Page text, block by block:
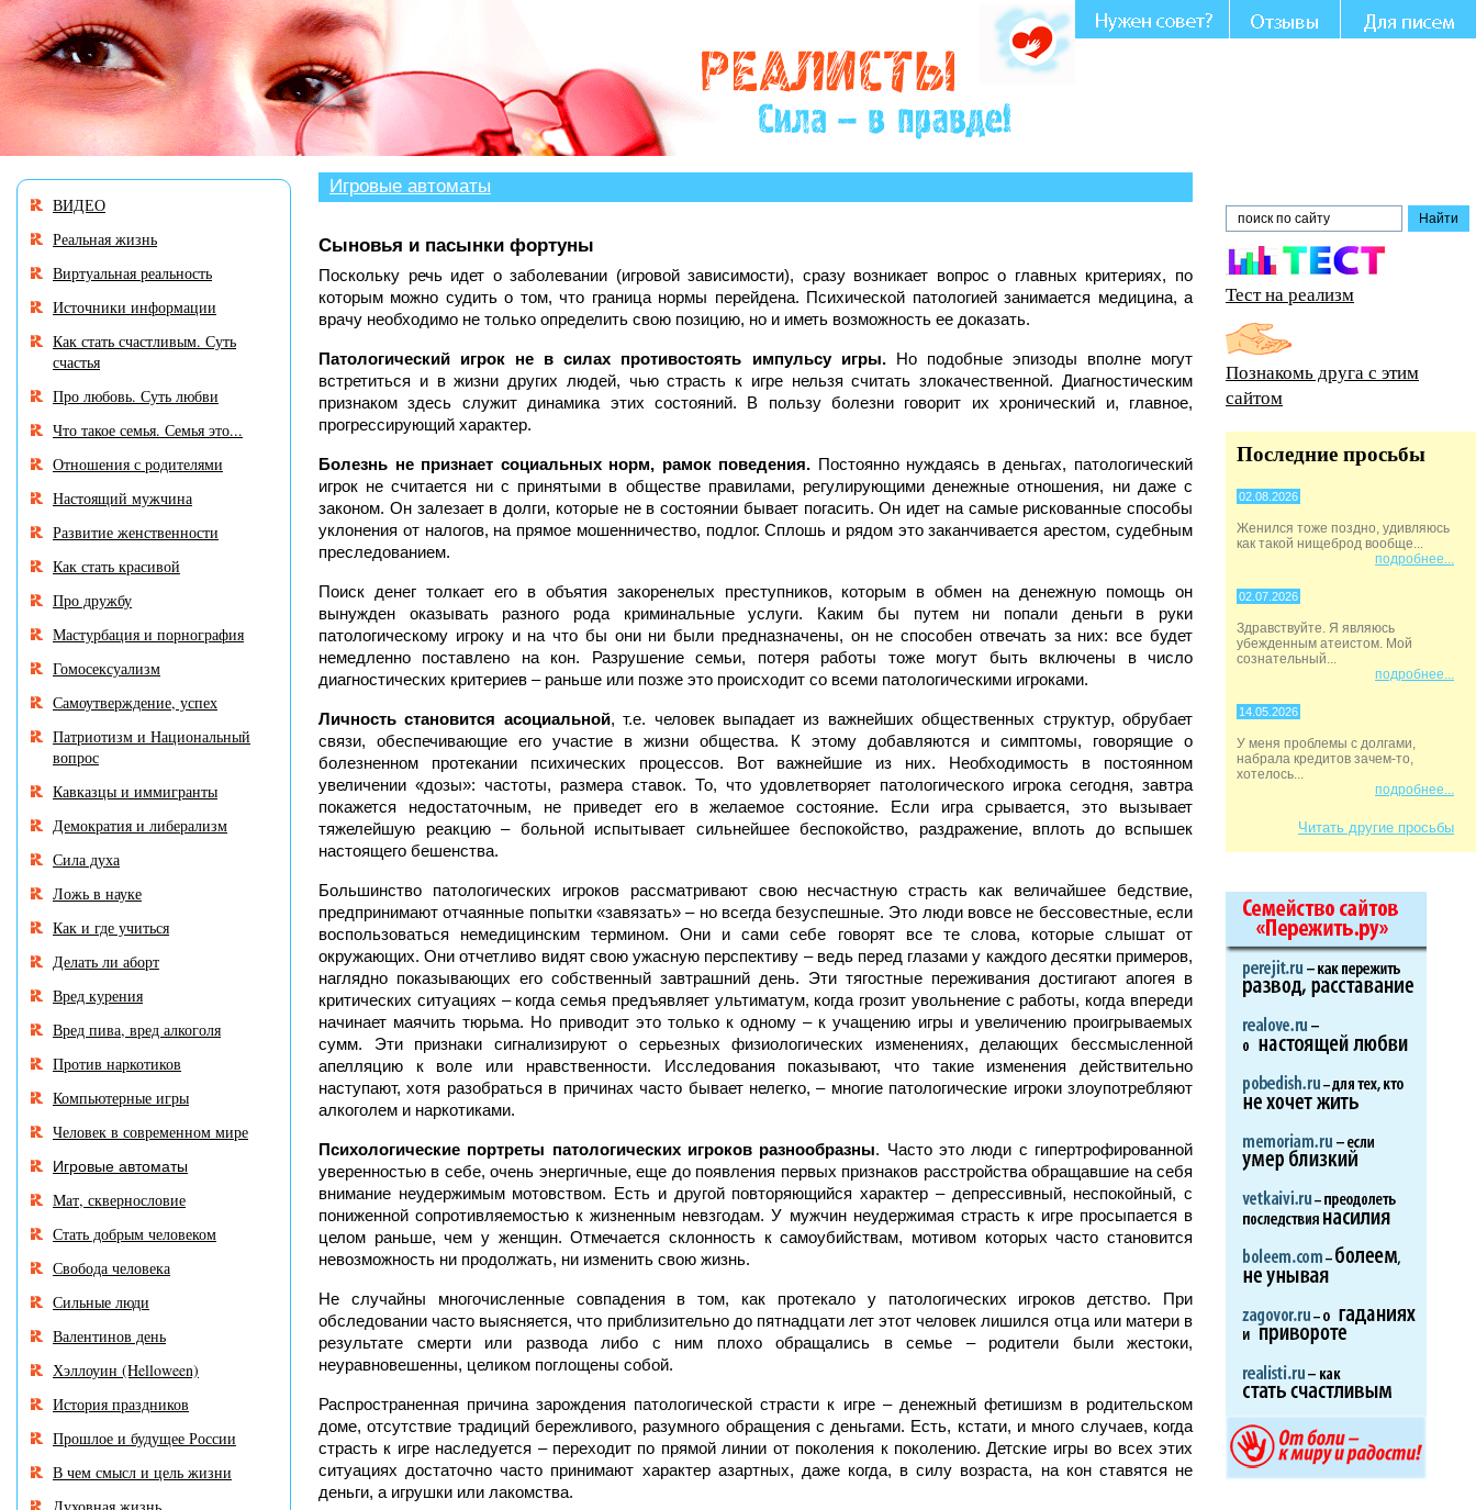
В разделе
«Нужен
совет?»
много
историй,
авторы
которых
остро
нуждаются в
Вашем
участии и
совете.
Игровые автоматы
Сыновья и пасынки фортуны
Поскольку речь идет о заболевании (игровой зависимости), сразу возникает вопрос о главных критериях, по
которым можно судить о том, что граница нормы перейдена. Психической патологией занимается медицина, а
врачу необходимо не только определить свою позицию, но и иметь возможность ее доказать.
Патологический игрок не в силах противостоять импульсу игры.Но подобные эпизоды вполне могут
встретиться и в жизни других людей, чью страсть к игре нельзя считать злокачественной. Диагностическим
признаком здесь служит динамика этих состояний. В пользу болезни говорит их хронический и, главное,
прогрессирующий характер.
Болезнь не признает социальных норм, рамок поведения. Постоянно нуждаясь в деньгах, патологический
игрок не считается ни с принятыми в обществе правилами, регулирующими денежные отношения, ни даже с
законом. Он залезает в долги, которые не в состоянии бывает погасить. Он идет на самые рискованные способы
уклонения от налогов, на прямое мошенничество, подлог. Сплошь и рядом это заканчивается арестом, судебным
преследованием.
Поиск денег толкает его в объятия закоренелых преступников, которым в обмен на денежную помощь он
вынужден оказывать разного рода криминальные услуги. Каким бы путем ни попали деньги в руки
патологическому игроку и на что бы они ни были предназначены, он не способен отвечать за них: все будет
немедленно поставлено на кон. Разрушение семьи, потеря работы тоже могут быть включены в число
диагностических критериев – раньше или позже это происходит со всеми патологическими игроками.
Личность становится асоциальной, т.е. человек выпадает из важнейших общественных структур, обрубает
связи, обеспечивающие его участие в жизни общества. К этому добавляются и симптомы, говорящие о
болезненном протекании психических процессов. Вот важнейшие из них. Необходимость в постоянном
увеличении «дозы»: частоты, размера ставок. То, что удовлетворяет патологического игрока сегодня, завтра
покажется недостаточным, не приведет его в желаемое состояние. Если игра срывается, это вызывает
тяжелейшую реакцию – больной испытывает сильнейшее беспокойство, раздражение, вплоть до вспышек
настоящего бешенства.
Большинство патологических игроков рассматривают свою несчастную страсть как величайшее бедствие,
предпринимают отчаянные попытки «завязать» – но всегда безуспешные. Это люди вовсе не бессовестные, если
воспользоваться немедицинским термином. Они и сами себе говорят все те слова, которые слышат от
окружающих. Они отчетливо видят свою ужасную перспективу – ведь перед глазами у каждого десятки примеров,
наглядно показывающих его собственный завтрашний день. Эти тягостные переживания достигают апогея в
критических ситуациях – когда семья предъявляет ультиматум, когда грозит увольнение с работы, когда впереди
начинает маячить тюрьма. Но приводит это только к одному – к учащению игры и увеличению проигрываемых
сумм. Эти признаки сигнализируют о серьезных физиологических изменениях, делающих бессмысленной
апелляцию к воле или нравственности. Исследования показывают, что такие изменения действительно
наступают, хотя разобраться в причинах часто бывает нелегко, – многие патологические игроки злоупотребляют
алкоголем и наркотиками.
Психологические портреты патологических игроков разнообразны. Часто это люди с гипертрофированной
уверенностью в себе, очень энергичные, еще до появления первых признаков расстройства обращавшие на себя
внимание неудержимым мотовством. Есть и другой повторяющийся характер – депрессивный, неспокойный, с
пониженной сопротивляемостью к жизненным невзгодам. У мужчин неудержимая страсть к игре просыпается в
целом раньше, чем у женщин. Отмечается склонность к самоубийствам, мотивом которых часто становится
невозможность ни продолжать, ни изменить свою жизнь.
Не случайны многочисленные совпадения в том, как протекало у патологических игроков детство. При
обследовании часто выясняется, что приблизительно до пятнадцати лет этот человек лишился отца или матери в
результате смерти или развода либо с ним плохо обращались в семье – родители были жестоки,
неуравновешенны, целиком поглощены собой.
Распространенная причина зарождения патологической страсти к игре – денежный фетишизм в родительском
доме, отсутствие традиций бережливого, разумного обращения с деньгами. Есть, кстати, и много случаев, когда
страсть к игре наследуется – переходит по прямой линии от поколения к поколению. Детские игры во всех этих
ситуациях достаточно часто принимают характер азартных, даже когда, в силу возраста, на кон ставятся не
деньги, а игрушки или лакомства.
ВИДЕО
Реальная жизнь
Виртуальная реальность
Источники информации
Как стать счастливым. Суть
счастья
Про любовь. Суть любви
Что такое семья. Семья это...
Отношения с родителями
Настоящий мужчина
Развитие женственности
Как стать красивой
Про дружбу
Мастурбация и порнография
Гомосексуализм
Самоутверждение, успех
Патриотизм и Национальный
вопрос
Кавказцы и иммигранты
Демократия и либерализм
Сила духа
Ложь в науке
Как и где учиться
Делать ли аборт
Вред курения
Вред пива, вред алкоголя
Против наркотиков
Компьютерные игры
Человек в современном мире
Игровые автоматы
Мат, сквернословие
Стать добрым человеком
Свобода человека
Сильные люди
Валентинов день
Хэллоуин (Helloween)
История праздников
Прошлое и будущее России
В чем смысл и цель жизни
Тест на реализм
Познакомь друга с этим
сайтом
Последние просьбы
02.08.2026
Женился тоже поздно, удивляюсь
как такой нищеброд вообще...
подробнее...
02.07.2026
Здравствуйте. Я являюсь
убежденным атеистом. Мой
сознательный...
подробнее...
14.05.2026
У меня проблемы с долгами,
набрала кредитов зачем-то,
хотелось...
подробнее...
Читать другие просьбы